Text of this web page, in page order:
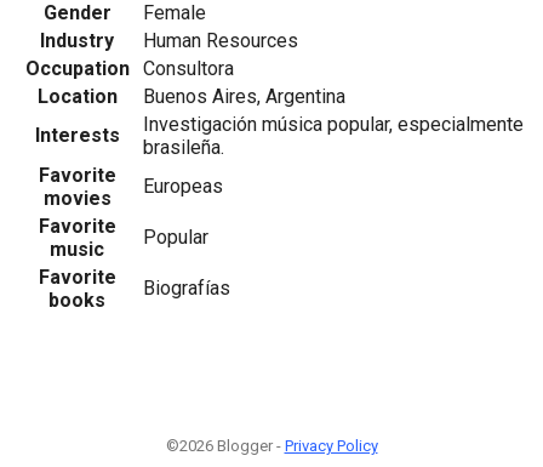
Gender
Female
Industry
Human Resources
Occupation
Consultora
Location
Buenos Aires, Argentina
Interests
Investigación música popular, especialmente
brasileña.
Favorite
movies
Europeas
Favorite
music
Popular
Favorite
books
Biografías
©2026 Blogger - Privacy Policy